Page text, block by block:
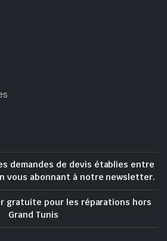
demandes de devis établies entre
vous abonnant à notre newsletter.
gratuite pour les réparations hors
Grand Tunis